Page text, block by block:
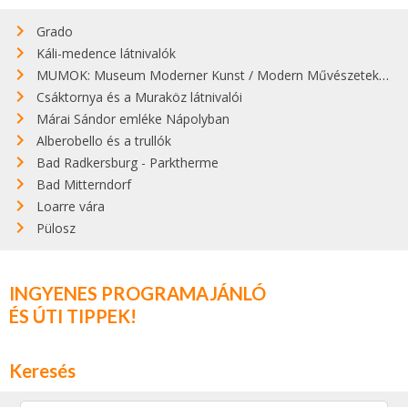
Grado
Káli-medence látnivalók
MUMOK: Museum Moderner Kunst / Modern Művészetek Múzeuma
Csáktornya és a Muraköz látnivalói
Márai Sándor emléke Nápolyban
Alberobello és a trullók
Bad Radkersburg - Parktherme
Bad Mitterndorf
Loarre vára
Pülosz
INGYENES PROGRAMAJÁNLÓ
ÉS ÚTI TIPPEK!
Keresés